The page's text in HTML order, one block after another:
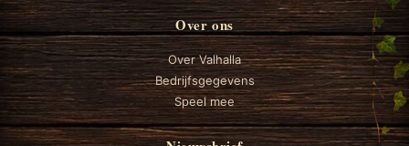
Over ons
Over Valhalla
Bedrijfsgegevens
Speel mee